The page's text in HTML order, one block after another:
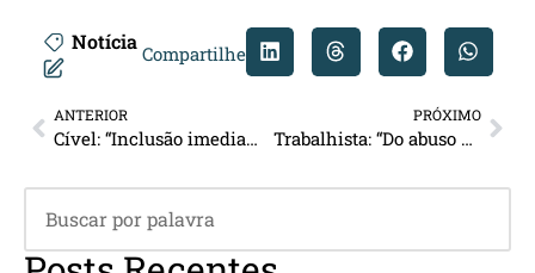
Notícia Compartilhe
ANTERIOR
Cível: “Inclusão imediata nome devedor no SERASA”
PRÓXIMO
Trabalhista: “Do abuso do direito de greve”